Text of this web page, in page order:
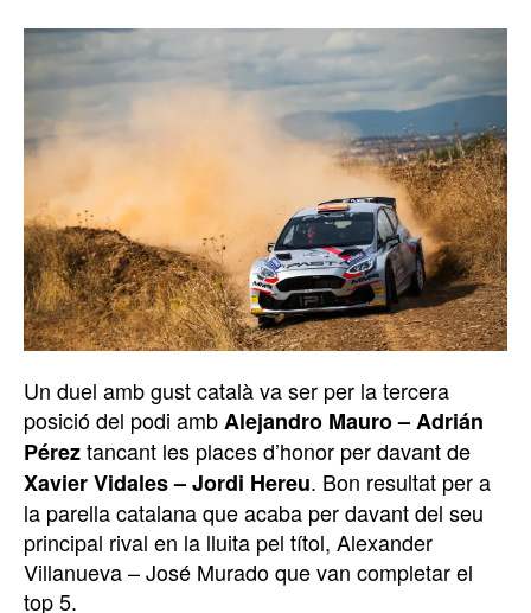
Un duel amb gust català va ser per la tercera
posició del podi ambAlejandro Mauro – Adrián
Péreztancant les places d’honor per davant de
Xavier Vidales – Jordi Hereu. Bon resultat per a
la parella catalana que acaba per davant del seu
principal rival en la lluita pel títol, Alexander
Villanueva – José Murado que van completar el
top 5.